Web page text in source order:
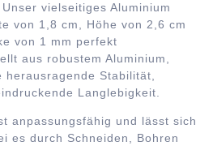
vielseitiges Aluminium
von 1,8 cm, Höhe von 2,6 cm
von 1 mm perfekt
aus robustem Aluminium,
Stabilität,
Langlebigkeit.
anpassungsfähig und lässt sich
es durch Schneiden, Bohren